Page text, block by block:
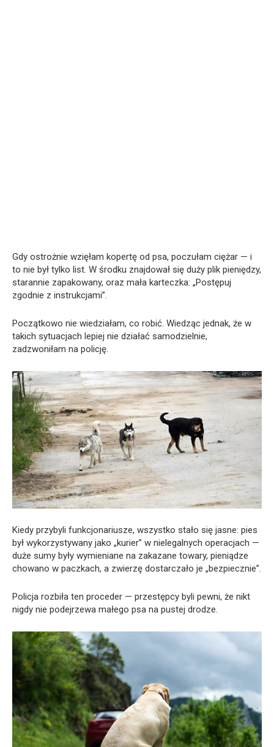
Gdy ostrożnie wzięłam kopertę od psa, poczułam ciężar — i
to nie był tylko list. W środku znajdował się duży plik pieniędzy,
starannie zapakowany, oraz mała karteczka: „Postępuj
zgodnie z instrukcjami”.
Początkowo nie wiedziałam, co robić. Wiedząc jednak, że w
takich sytuacjach lepiej nie działać samodzielnie,
zadzwoniłam na policję.
Kiedy przybyli funkcjonariusze, wszystko stało się jasne: pies
był wykorzystywany jako „kurier” w nielegalnych operacjach —
duże sumy były wymieniane na zakazane towary, pieniądze
chowano w paczkach, a zwierzę dostarczało je „bezpiecznie”.
Policja rozbiła ten proceder — przestępcy byli pewni, że nikt
nigdy nie podejrzewa małego psa na pustej drodze.